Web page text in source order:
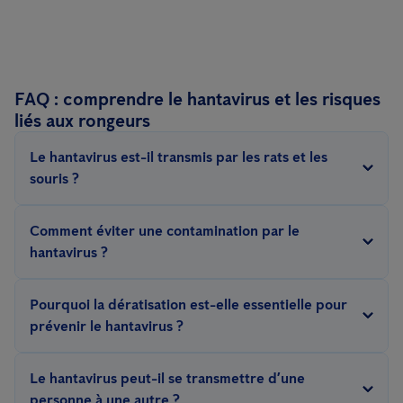
FAQ : comprendre le hantavirus et les risques
liés aux rongeurs
Le hantavirus est-il transmis par les rats et les
souris ?
infectés. La contamination humaine se produit généralement
Comment éviter une contamination par le
hantavirus ?
contacts avec les déjections de rongeurs. Il est recommandé
mesures efficaces de dératisation et de contrôle des rongeurs.
Pourquoi la dératisation est-elle essentielle pour
prévenir le hantavirus ?
responsables de la propagation potentielle du hantavirus. Une
Le hantavirus peut-il se transmettre d’une
personne à une autre ?